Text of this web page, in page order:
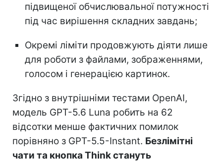
підвищеної обчислювальної потужності
під час вирішення складних завдань;
Окремі ліміти продовжують діяти лише
для роботи з файлами, зображеннями,
голосом і генерацією картинок.
Згідно з внутрішніми тестами OpenAI,
модель GPT-5.6 Luna робить на 62
відсотки менше фактичних помилок
порівняно з GPT-5.5-Instant. Безлімітні
чати та кнопка Think стануть